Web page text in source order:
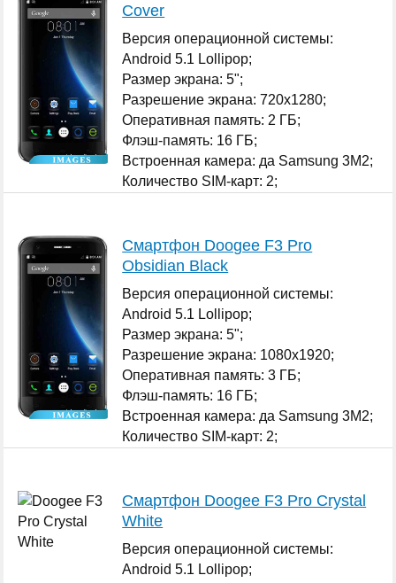
Cover
Версия операционной системы:
Android 5.1 Lollipop;
Размер экрана: 5";
Разрешение экрана: 720x1280;
Оперативная память: 2 ГБ;
Флэш-память: 16 ГБ;
Встроенная камера: да Samsung 3M2;
Количество SIM-карт: 2;
Смартфон Doogee F3 Pro
Obsidian Black
Версия операционной системы:
Android 5.1 Lollipop;
Размер экрана: 5";
Разрешение экрана: 1080x1920;
Оперативная память: 3 ГБ;
Флэш-память: 16 ГБ;
Встроенная камера: да Samsung 3M2;
Количество SIM-карт: 2;
Смартфон Doogee F3 Pro Crystal
White
Версия операционной системы:
Android 5.1 Lollipop;